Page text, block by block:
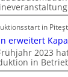
m
o
b
i
l
i
a
i
o
n
m
in
erweitert
2023
in